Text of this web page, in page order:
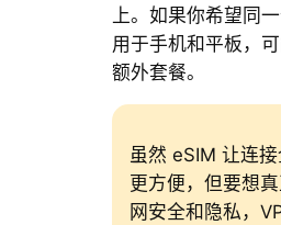
上。如果你希望同
用于手机和平板，
额外套餐。
虽然 eSIM 让连
更方便，但要想
网安全和隐私，